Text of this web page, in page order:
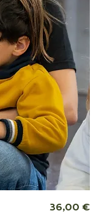
Precio
36,00 €